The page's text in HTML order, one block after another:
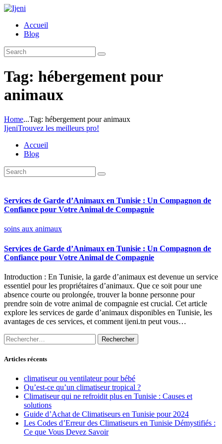
Accueil
Blog
Tag: hébergement pour
animaux
Home...Tag: hébergement pour animaux
IjeniTrouvez les meilleurs pro!
Accueil
Blog
Services de Garde d’Animaux en Tunisie : Un Compagnon de
Confiance pour Votre Animal de Compagnie
soins aux animaux
Services de Garde d’Animaux en Tunisie : Un Compagnon de
Confiance pour Votre Animal de Compagnie
Introduction : En Tunisie, la garde d’animaux est devenue un service
essentiel pour les propriétaires d’animaux. Que ce soit pour une
absence courte ou prolongée, trouver la bonne personne pour
prendre soin de votre animal de compagnie est crucial. Cet article
explore les services de garde d’animaux disponibles en Tunisie, les
avantages de ces services, et comment ijeni.tn peut vous…
Rechercher :
Articles récents
climatiseur ou ventilateur pour bébé
Qu’est-ce qu’un climatiseur tropical ?
Climatiseur qui ne refroidit plus en Tunisie : Causes et
solutions
Guide d’Achat de Climatiseurs en Tunisie pour 2024
Les Codes d’Erreur des Climatiseurs en Tunisie Démystifiés :
Ce que Vous Devez Savoir